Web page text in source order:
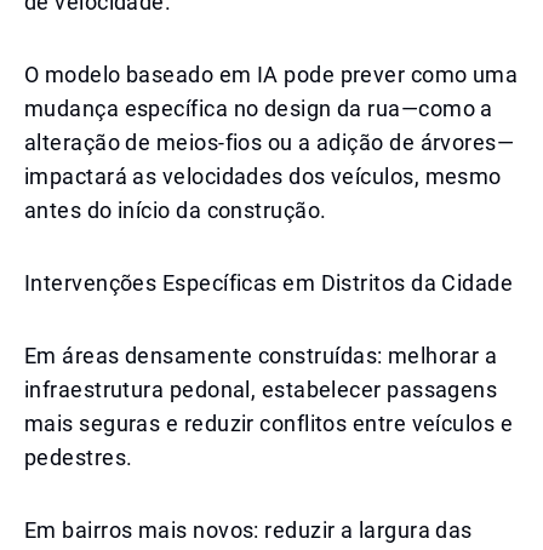
O modelo baseado em IA pode prever como uma
mudança específica no design da rua—como a
alteração de meios-fios ou a adição de árvores—
impactará as velocidades dos veículos, mesmo
antes do início da construção.
Intervenções Específicas em Distritos da Cidade
Em áreas densamente construídas: melhorar a
infraestrutura pedonal, estabelecer passagens
mais seguras e reduzir conflitos entre veículos e
pedestres.
Em bairros mais novos: reduzir a largura das